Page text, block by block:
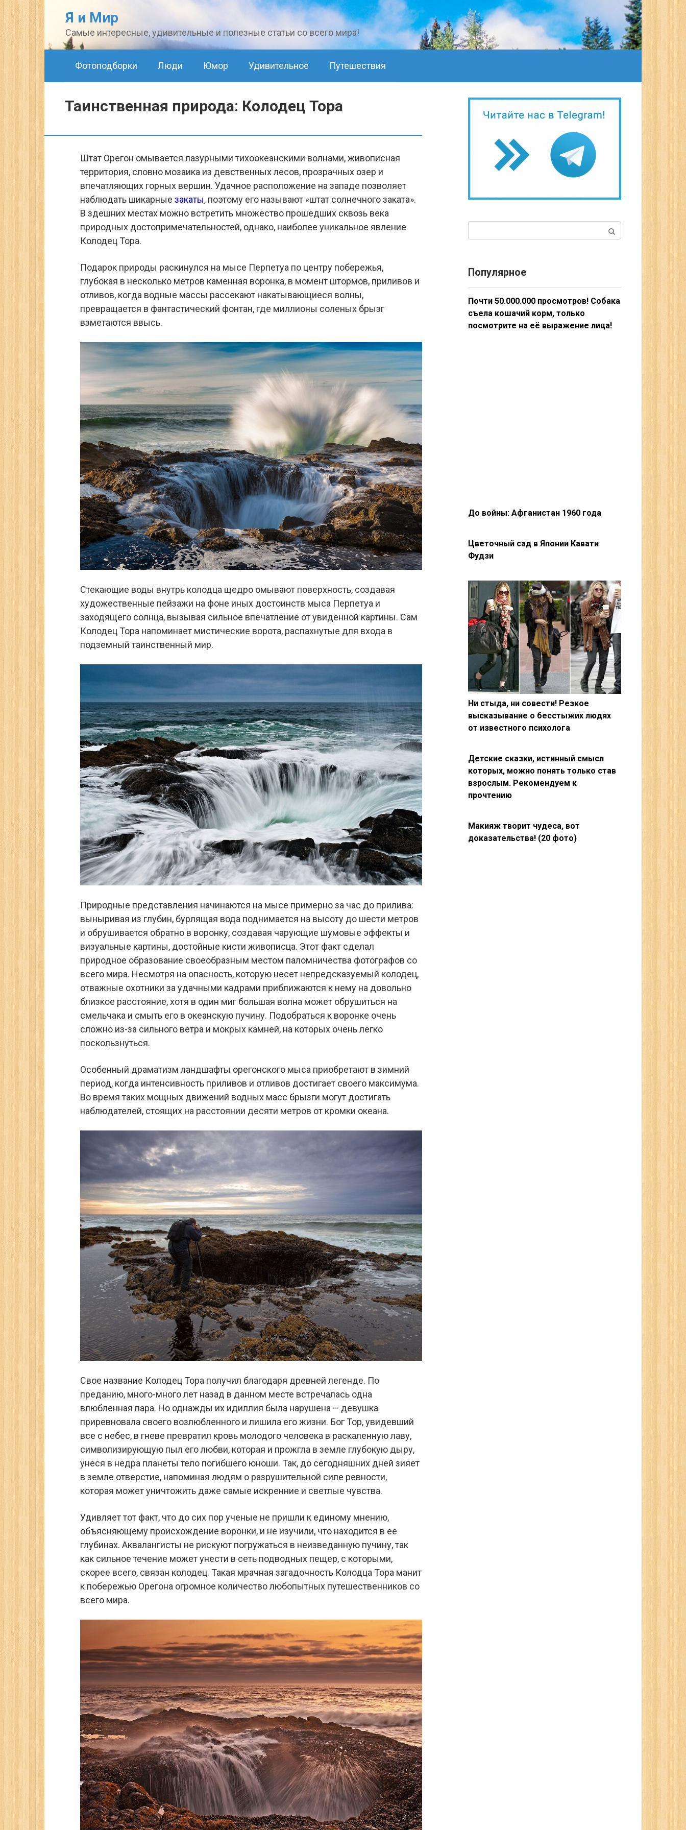
Перейти
Я и Мир
Самые интересные, удивительные и полезные статьи со всего мира!
Фотоподборки Люди Юмор Удивительное Путешествия
Таинственная природа: Колодец Тора
Штат Орегон омывается лазурными тихоокеанскими волнами, живописная
территория, словно мозаика из девственных лесов, прозрачных озер и
впечатляющих горных вершин. Удачное расположение на западе позволяет
наблюдать шикарные закаты, поэтому его называют «штат солнечного заката».
В здешних местах можно встретить множество прошедших сквозь века
природных достопримечательностей, однако, наиболее уникальное явление
Колодец Тора.
Подарок природы раскинулся на мысе Перпетуа по центру побережья,
глубокая в несколько метров каменная воронка, в момент штормов, приливов и
отливов, когда водные массы рассекают накатывающиеся волны,
превращается в фантастический фонтан, где миллионы соленых брызг
взметаются ввысь.
Стекающие воды внутрь колодца щедро омывают поверхность, создавая
художественные пейзажи на фоне иных достоинств мыса Перпетуа и
заходящего солнца, вызывая сильное впечатление от увиденной картины. Сам
Колодец Тора напоминает мистические ворота, распахнутые для входа в
подземный таинственный мир.
Природные представления начинаются на мысе примерно за час до прилива:
выныривая из глубин, бурлящая вода поднимается на высоту до шести метров
и обрушивается обратно в воронку, создавая чарующие шумовые эффекты и
визуальные картины, достойные кисти живописца. Этот факт сделал
природное образование своеобразным местом паломничества фотографов со
всего мира. Несмотря на опасность, которую несет непредсказуемый колодец,
отважные охотники за удачными кадрами приближаются к нему на довольно
близкое расстояние, хотя в один миг большая волна может обрушиться на
смельчака и смыть его в океанскую пучину. Подобраться к воронке очень
сложно из-за сильного ветра и мокрых камней, на которых очень легко
поскользнуться.
Особенный драматизм ландшафты орегонского мыса приобретают в зимний
период, когда интенсивность приливов и отливов достигает своего максимума.
Во время таких мощных движений водных масс брызги могут достигать
наблюдателей, стоящих на расстоянии десяти метров от кромки океана.
Свое название Колодец Тора получил благодаря древней легенде. По
преданию, много-много лет назад в данном месте встречалась одна
влюбленная пара. Но однажды их идиллия была нарушена – девушка
приревновала своего возлюбленного и лишила его жизни. Бог Тор, увидевший
все с небес, в гневе превратил кровь молодого человека в раскаленную лаву,
символизирующую пыл его любви, которая и прожгла в земле глубокую дыру,
унеся в недра планеты тело погибшего юноши. Так, до сегодняшних дней зияет
в земле отверстие, напоминая людям о разрушительной силе ревности,
которая может уничтожить даже самые искренние и светлые чувства.
Удивляет тот факт, что до сих пор ученые не пришли к единому мнению,
объясняющему происхождение воронки, и не изучили, что находится в ее
глубинах. Аквалангисты не рискуют погружаться в неизведанную пучину, так
как сильное течение может унести в сеть подводных пещер, с которыми,
скорее всего, связан колодец. Такая мрачная загадочность Колодца Тора манит
к побережью Орегона огромное количество любопытных путешественников со
всего мира.
Популярное
Почти 50.000.000 просмотров! Собака
съела кошачий корм, только
посмотрите на её выражение лица!
До войны: Афганистан 1960 года
Цветочный сад в Японии Кавати
Фудзи
Ни стыда, ни совести! Резкое
высказывание о бесстыжих людях
от известного психолога
Детские сказки, истинный смысл
которых, можно понять только став
взрослым. Рекомендуем к
прочтению
Макияж творит чудеса, вот
доказательства! (20 фото)